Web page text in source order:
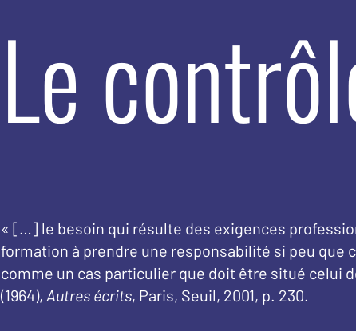
Le
« […] le besoin qui résulte des exigences
formation à prendre une responsabilité si peu que
comme un cas particulier que doit être situé celui
(1964), Autres écrits, Paris, Seuil, 2001, p. 230.